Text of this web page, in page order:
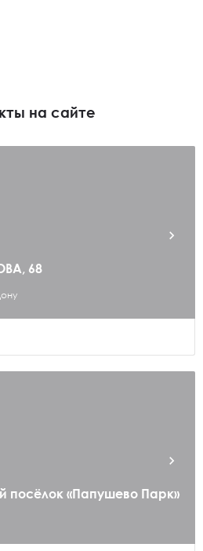
на сайте
68
посёлок «Папушево Парк»